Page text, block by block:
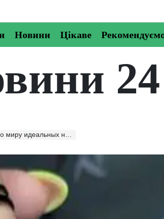
Новини Цікаве
24
идеальных ногтей